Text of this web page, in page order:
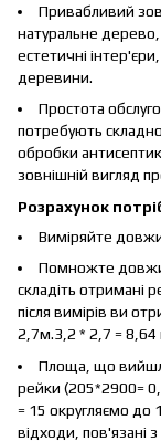
Привабливий
натуральне
естетичні
деревини.
Простота
потребують
обробки
зовнішній вигляд
Розрахунок
Виміряйте
Помножте
складіть отримані
після вимірів ви
2,7м.3,2 * 2,7 = 8,64
Площа, що
рейки (205*2900=
= 15 округляємо до
відходи, пов'язані